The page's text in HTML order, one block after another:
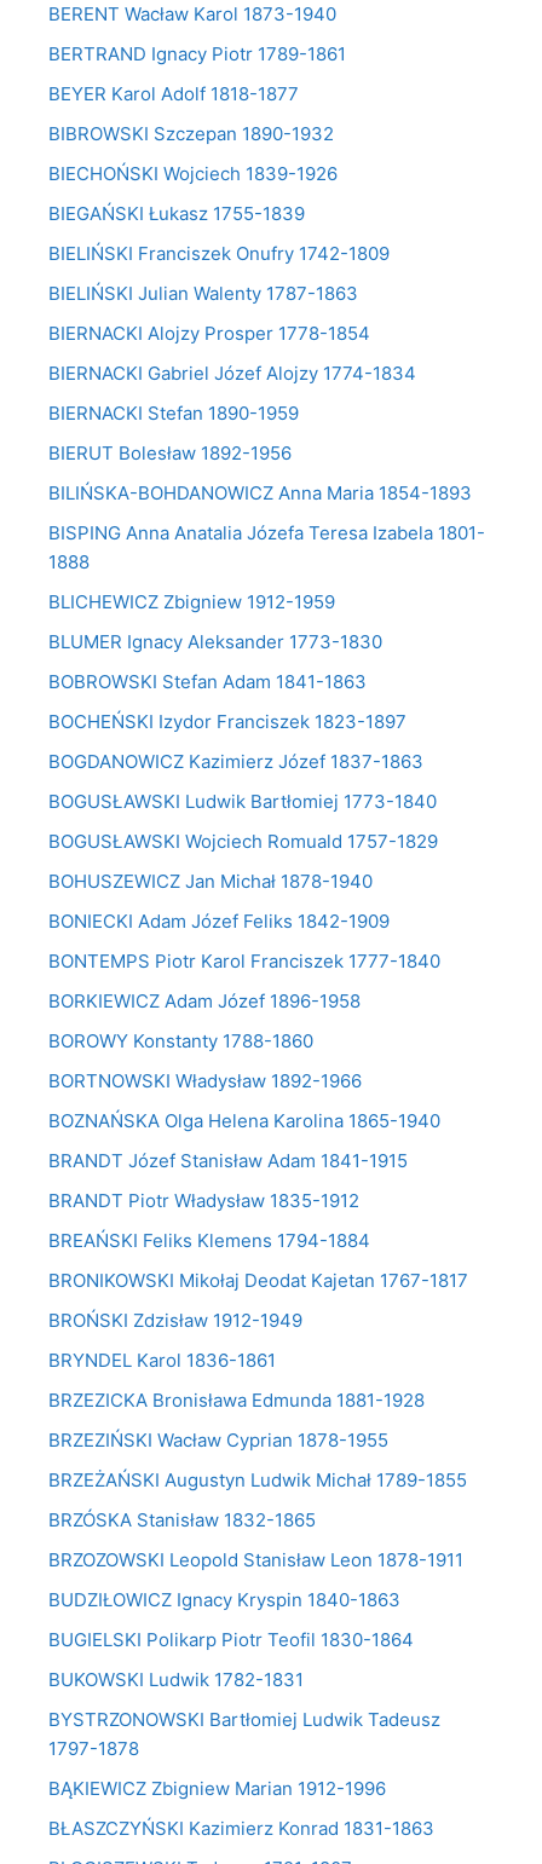
BERENT Wacław Karol 1873-1940
BERTRAND Ignacy Piotr 1789-1861
BEYER Karol Adolf 1818-1877
BIBROWSKI Szczepan 1890-1932
BIECHOŃSKI Wojciech 1839-1926
BIEGAŃSKI Łukasz 1755-1839
BIELIŃSKI Franciszek Onufry 1742-1809
BIELIŃSKI Julian Walenty 1787-1863
BIERNACKI Alojzy Prosper 1778-1854
BIERNACKI Gabriel Józef Alojzy 1774-1834
BIERNACKI Stefan 1890-1959
BIERUT Bolesław 1892-1956
BILIŃSKA-BOHDANOWICZ Anna Maria 1854-1893
BISPING Anna Anatalia Józefa Teresa Izabela 1801-
1888
BLICHEWICZ Zbigniew 1912-1959
BLUMER Ignacy Aleksander 1773-1830
BOBROWSKI Stefan Adam 1841-1863
BOCHEŃSKI Izydor Franciszek 1823-1897
BOGDANOWICZ Kazimierz Józef 1837-1863
BOGUSŁAWSKI Ludwik Bartłomiej 1773-1840
BOGUSŁAWSKI Wojciech Romuald 1757-1829
BOHUSZEWICZ Jan Michał 1878-1940
BONIECKI Adam Józef Feliks 1842-1909
BONTEMPS Piotr Karol Franciszek 1777-1840
BORKIEWICZ Adam Józef 1896-1958
BOROWY Konstanty 1788-1860
BORTNOWSKI Władysław 1892-1966
BOZNAŃSKA Olga Helena Karolina 1865-1940
BRANDT Józef Stanisław Adam 1841-1915
BRANDT Piotr Władysław 1835-1912
BREAŃSKI Feliks Klemens 1794-1884
BRONIKOWSKI Mikołaj Deodat Kajetan 1767-1817
BROŃSKI Zdzisław 1912-1949
BRYNDEL Karol 1836-1861
BRZEZICKA Bronisława Edmunda 1881-1928
BRZEZIŃSKI Wacław Cyprian 1878-1955
BRZEŻAŃSKI Augustyn Ludwik Michał 1789-1855
BRZÓSKA Stanisław 1832-1865
BRZOZOWSKI Leopold Stanisław Leon 1878-1911
BUDZIŁOWICZ Ignacy Kryspin 1840-1863
BUGIELSKI Polikarp Piotr Teofil 1830-1864
BUKOWSKI Ludwik 1782-1831
BYSTRZONOWSKI Bartłomiej Ludwik Tadeusz
1797-1878
BĄKIEWICZ Zbigniew Marian 1912-1996
BŁASZCZYŃSKI Kazimierz Konrad 1831-1863